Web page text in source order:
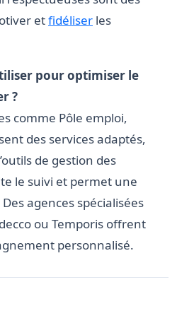
etfidéliser les
pour optimiser le
?
comme Pôle emploi,
des services adaptés,
de gestion des
le suivi et permet une
agences spécialisées
ou Temporis offrent
personnalisé.